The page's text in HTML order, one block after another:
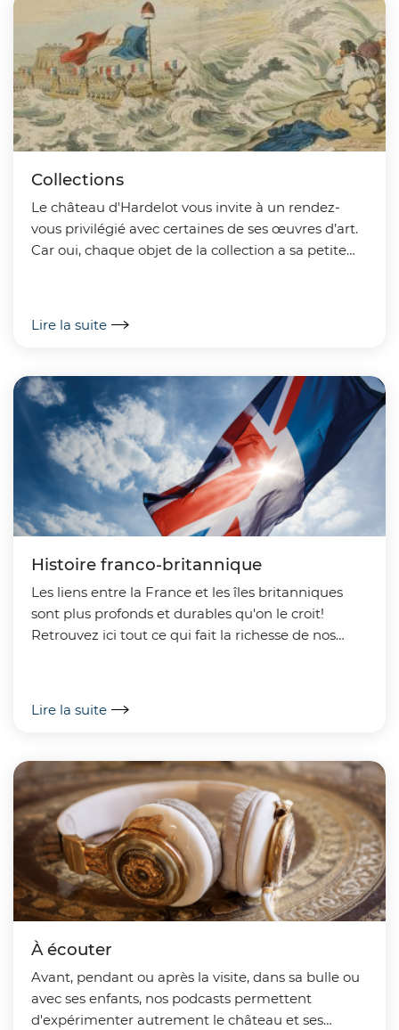
Collections
Le château d'Hardelot vous invite à un rendez-
vous privilégié avec certaines de ses œuvres d’art.
Car oui, chaque objet de la collection a sa petite
Lire la suite
Histoire franco-britannique
Les liens entre la France et les îles britanniques
sont plus profonds et durables qu'on le croit!
Retrouvez ici tout ce qui fait la richesse de nos
Lire la suite
À écouter
Avant, pendant ou après la visite, dans sa bulle ou
avec ses enfants, nos podcasts permettent
d'expérimenter autrement le château et ses